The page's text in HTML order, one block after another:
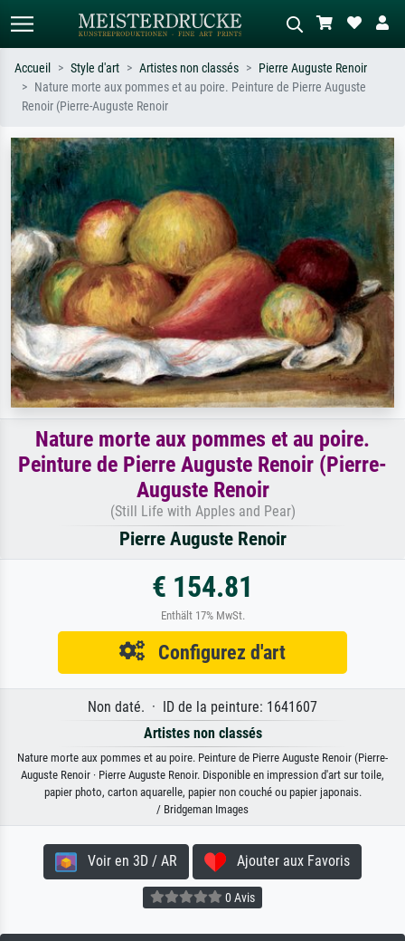
Recherche standard
ex. Monet, Nuit étoilée,
impressionnisme, vague de Hokusai,
abstrait avec beaucoup de rouge,
tableau sombre, nu debout près d'un
arbre.
Accueil Style d'art Artistes non classés
Pierre Auguste Renoir
Nature morte aux pommes et au poire. Peinture de Pierre Auguste
Renoir (Pierre-Auguste Renoir
Nature morte aux pommes et au poire.
Peinture de Pierre Auguste Renoir (Pierre-
Auguste Renoir
(Still Life with Apples and Pear)
Pierre Auguste Renoir
€ 154.81
Enthält 17% MwSt.
Configurez d'art
Non daté. · ID de la peinture: 1641607
Artistes non classés
Nature morte aux pommes et au poire. Peinture de Pierre Auguste Renoir (Pierre-
Auguste Renoir · Pierre Auguste Renoir. Disponible en impression d'art sur toile,
papier photo, carton aquarelle, papier non couché ou papier japonais.
/ Bridgeman Images
Voir en 3D / AR Ajouter aux Favoris
0 Avis